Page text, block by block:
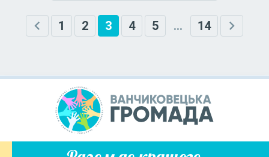
chevron_left 1 2 3 4 5 ... 14 chevron_right